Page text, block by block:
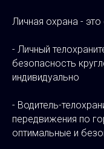
Личная охрана -
- Личный
безопасность
индивидуально
- Водитель-
передвижения по
оптимальные и